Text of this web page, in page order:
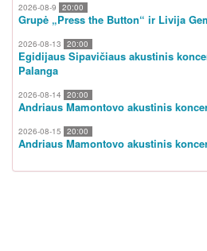
2026-08-9 20:00
Grupė „Press the Button“ ir Livija
2026-08-13 20:00
Egidijaus Sipavičiaus akustinis
Palanga
2026-08-14 20:00
Andriaus Mamontovo akustinis
2026-08-15 20:00
Andriaus Mamontovo akustinis